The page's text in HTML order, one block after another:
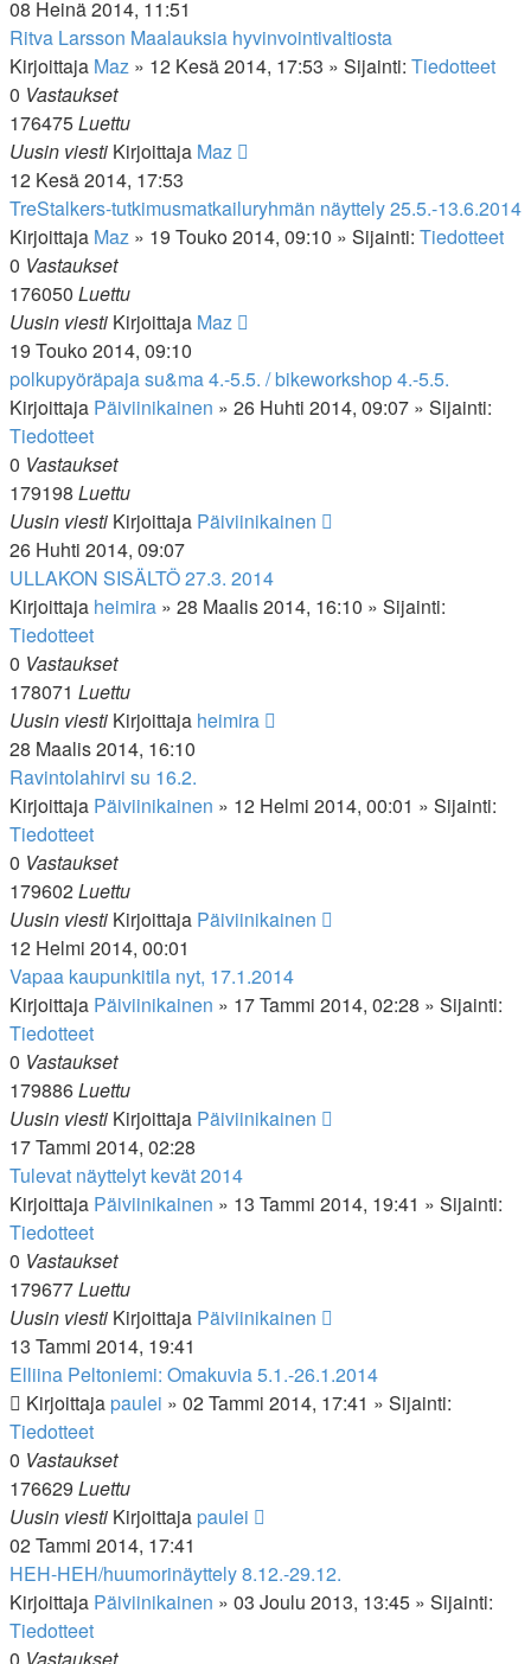
08 Heinä 2014, 11:51
Ritva Larsson Maalauksia hyvinvointivaltiosta
Kirjoittaja Maz » 12 Kesä 2014, 17:53 » Sijainti: Tiedotteet
0 Vastaukset
176475Luettu
Uusin viesti Kirjoittaja Maz
12 Kesä 2014, 17:53
TreStalkers-tutkimusmatkailuryhmän näyttely 25.5.-13.6.2014
Kirjoittaja Maz » 19 Touko 2014, 09:10 » Sijainti: Tiedotteet
0 Vastaukset
176050 Luettu
Uusin viesti Kirjoittaja Maz
19 Touko 2014, 09:10
polkupyöräpaja su&ma 4.-5.5. / bikeworkshop 4.-5.5.
Kirjoittaja Päiviinikainen » 26 Huhti 2014, 09:07 » Sijainti:
Tiedotteet
0 Vastaukset
179198 Luettu
Uusin viesti Kirjoittaja Päiviinikainen
26 Huhti 2014, 09:07
ULLAKON SISÄLTÖ 27.3. 2014
Kirjoittaja heimira » 28 Maalis 2014, 16:10 » Sijainti:
Tiedotteet
0 Vastaukset
178071 Luettu
Uusin viesti Kirjoittaja heimira
28 Maalis 2014, 16:10
Ravintolahirvi su 16.2.
Kirjoittaja Päiviinikainen » 12 Helmi 2014, 00:01 » Sijainti:
Tiedotteet
0 Vastaukset
179602Luettu
Uusin viesti Kirjoittaja Päiviinikainen
12 Helmi 2014, 00:01
Vapaa kaupunkitila nyt, 17.1.2014
Kirjoittaja Päiviinikainen » 17 Tammi 2014, 02:28 » Sijainti:
Tiedotteet
0 Vastaukset
179886Luettu
Uusin viesti Kirjoittaja Päiviinikainen
17 Tammi 2014, 02:28
Tulevat näyttelyt kevät 2014
Kirjoittaja Päiviinikainen » 13 Tammi 2014, 19:41 » Sijainti:
Tiedotteet
0 Vastaukset
179677Luettu
Uusin viesti Kirjoittaja Päiviinikainen
13 Tammi 2014, 19:41
Elliina Peltoniemi: Omakuvia 5.1.-26.1.2014
Kirjoittaja paulei » 02 Tammi 2014, 17:41 » Sijainti:
Tiedotteet
0 Vastaukset
176629 Luettu
Uusin viesti Kirjoittaja paulei
02 Tammi 2014, 17:41
HEH-HEH/huumorinäyttely 8.12.-29.12.
Kirjoittaja Päiviinikainen » 03 Joulu 2013, 13:45 » Sijainti:
Tiedotteet